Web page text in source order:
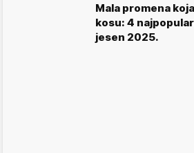
Mala promena
kosu: 4
jesen 2025.